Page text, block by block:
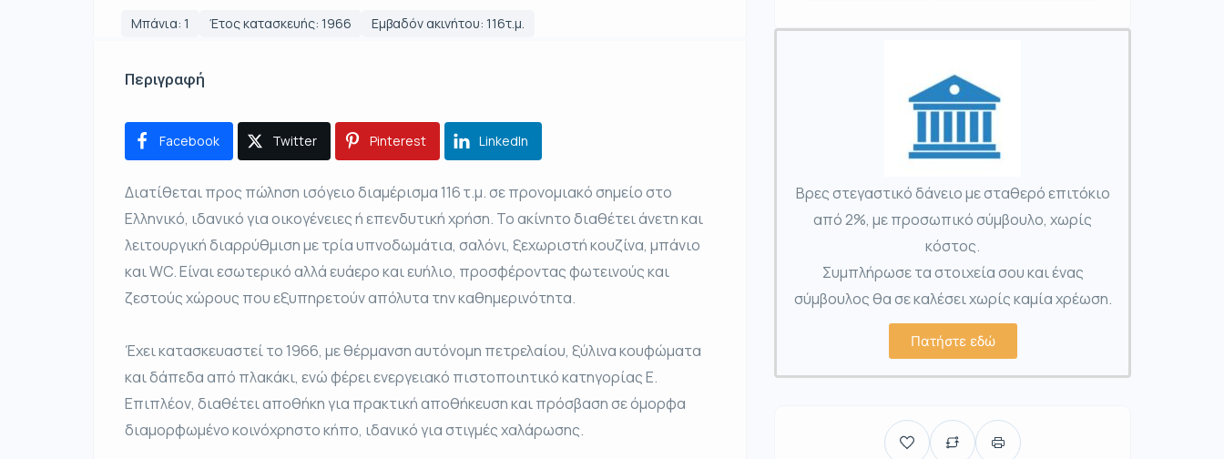
Μπάνια: 1 Έτος κατασκευής: 1966 Εμβαδόν ακινήτου: 116τ.μ.
Περιγραφή
Facebook Twitter Pinterest LinkedIn
Διατίθεται προς πώληση ισόγειο διαμέρισμα 116 τ.μ. σε προνομιακό σημείο στο
Ελληνικό, ιδανικό για οικογένειες ή επενδυτική χρήση. Το ακίνητο διαθέτει άνετη και
λειτουργική διαρρύθμιση με τρία υπνοδωμάτια, σαλόνι, ξεχωριστή κουζίνα, μπάνιο
και WC. Είναι εσωτερικό αλλά ευάερο και ευήλιο, προσφέροντας φωτεινούς και
ζεστούς χώρους που εξυπηρετούν απόλυτα την καθημερινότητα.
Έχει κατασκευαστεί το 1966, με θέρμανση αυτόνομη πετρελαίου, ξύλινα κουφώματα
και δάπεδα από πλακάκι, ενώ φέρει ενεργειακό πιστοποιητικό κατηγορίας Ε.
Επιπλέον, διαθέτει αποθήκη για πρακτική αποθήκευση και πρόσβαση σε όμορφα
διαμορφωμένο κοινόχρηστο κήπο, ιδανικό για στιγμές χαλάρωσης.
Βρες στεγαστικό δάνειο με σταθερό επιτόκιο
από 2%, με προσωπικό σύμβουλο, χωρίς
κόστος.
Συμπλήρωσε τα στοιχεία σου και ένας
σύμβουλος θα σε καλέσει χωρίς καμία χρέωση.
Πατήστε εδώ